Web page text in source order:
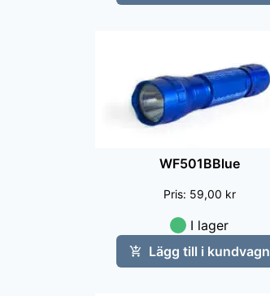
WF501BBlue
Pris: 59,00 kr
I lager
Lägg till i kundvagn